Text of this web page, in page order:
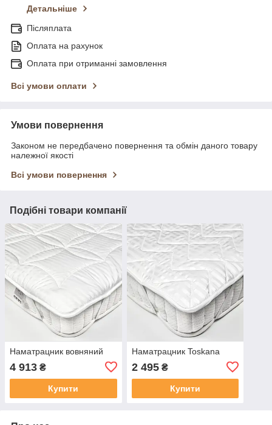
Детальніше
Післяплата
Оплата на рахунок
Оплата при отриманні замовлення
Всі умови оплати
Умови повернення
Законом не передбачено повернення та обмін даного товару
належної якості
Всі умови повернення
Подібні товари компанії
Наматрацник вовняний
4 913 ₴
Купити
Наматрацник Toskana
2 495₴
Купити